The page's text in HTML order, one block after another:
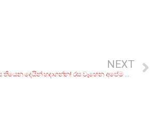
NEXT
නිතර කුස්සියෙ තියෙන දෙයින් හදාගන්න! රස වෑහෙන අපේම කෑම ජාති 5ක්